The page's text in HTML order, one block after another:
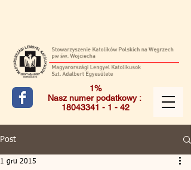
1%
Nasz numer podatkowy :
18043341 - 1 - 42
Post
1 gru 2015